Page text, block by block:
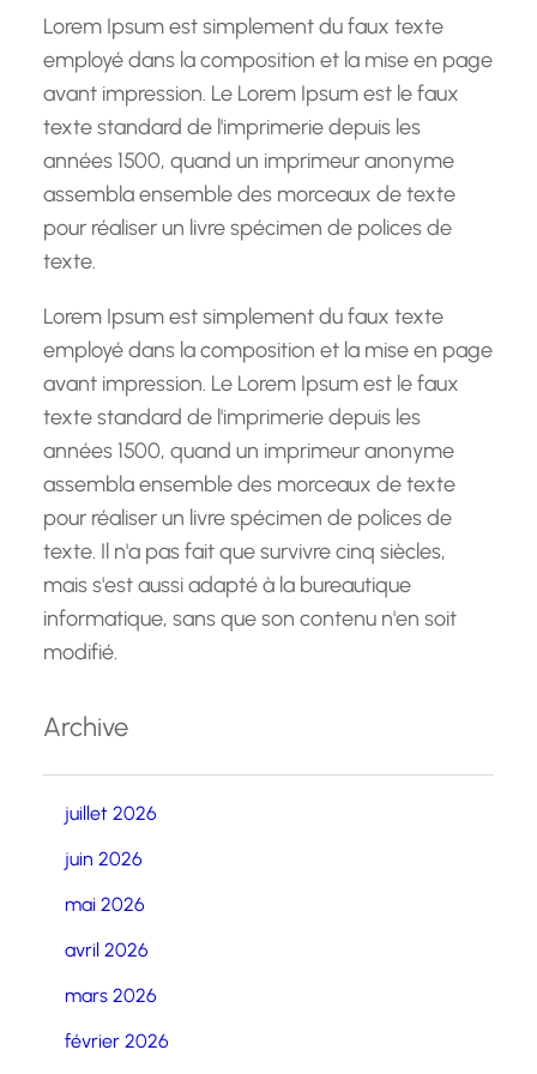
hLorem Ipsum est simplement du faux texte
employé dans la composition et la mise en page
avant impression. Le Lorem Ipsum est le faux
texte standard de l'imprimerie depuis les
années 1500, quand un imprimeur anonyme
assembla ensemble des morceaux de texte
pour réaliser un livre spécimen de polices de
texte.
Lorem Ipsum est simplement du faux texte
employé dans la composition et la mise en page
avant impression. Le Lorem Ipsum est le faux
texte standard de l'imprimerie depuis les
années 1500, quand un imprimeur anonyme
assembla ensemble des morceaux de texte
pour réaliser un livre spécimen de polices de
texte. Il n'a pas fait que survivre cinq siècles,
mais s'est aussi adapté à la bureautique
informatique, sans que son contenu n'en soit
modifié.
Archive
juillet 2026
juin 2026
mai 2026
avril 2026
mars 2026
février 2026